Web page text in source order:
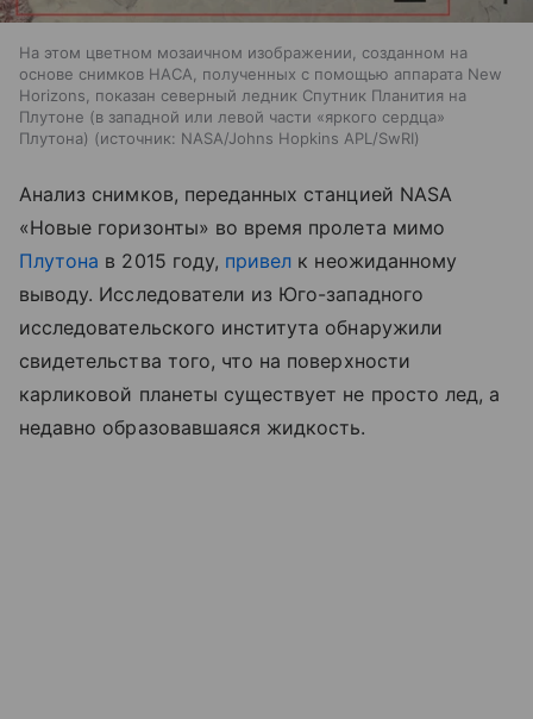
На этом цветном мозаичном изображении, созданном на
основе снимков НАСА, полученных с помощью аппарата New
Horizons, показан северный ледник Спутник Планития на
Плутоне (в западной или левой части «яркого сердца»
Плутона)
источник: NASA/Johns Hopkins APL/SwRI
Анализ снимков, переданных станцией NASA
«Новые горизонты» во время пролета мимо
Плутона в 2015 году, привел к неожиданному
выводу. Исследователи из Юго-западного
исследовательского института обнаружили
свидетельства того, что на поверхности
карликовой планеты существует не просто лед, а
недавно образовавшаяся жидкость.